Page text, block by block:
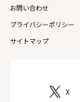
X
お問い合わせ
プライバシーポリシー
サイトマップ